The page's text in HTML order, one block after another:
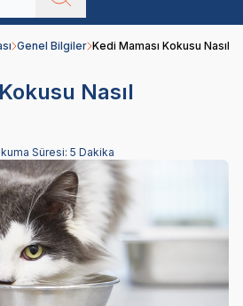
Genel Bilgiler Kedi Maması Kokusu Nasıl
Nasıl
Süresi: 5 Dakika